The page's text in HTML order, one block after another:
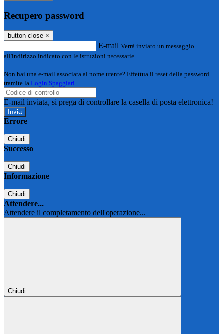
Recupero password
button close ×
E-mail Verrà inviato un messaggio
all'indirizzo indicato con le istruzioni necessarie.
Non hai una e-mail associata al nome utente? Effettua il reset della password
tramite la Login Spaggiari
E-mail inviata, si prega di controllare la casella di posta elettronica!
Errore
Chiudi
Successo
Chiudi
Informazione
Chiudi
Attendere...
Attendere il completamento dell'operazione...
Chiudi